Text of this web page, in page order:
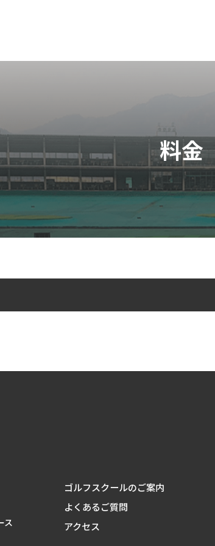
料金
ス
ゴルフスクールのご案内
よくあるご質問
アクセス